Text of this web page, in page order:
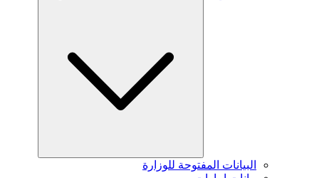
البيانات المفتوحة للوزارة